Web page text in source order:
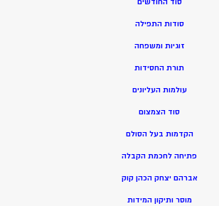
סודות התפילה
זוגיות ומשפחה
תורת החסידות
עולמות העליונים
סוד הצמצום
הקדמות בעל הסולם
פתיחה לחכמת הקבלה
אברהם יצחק הכהן קוק
מוסר ותיקון המידות